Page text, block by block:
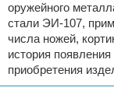
оружейного
стали ЭИ-107,
числа ножей,
история
приобретения